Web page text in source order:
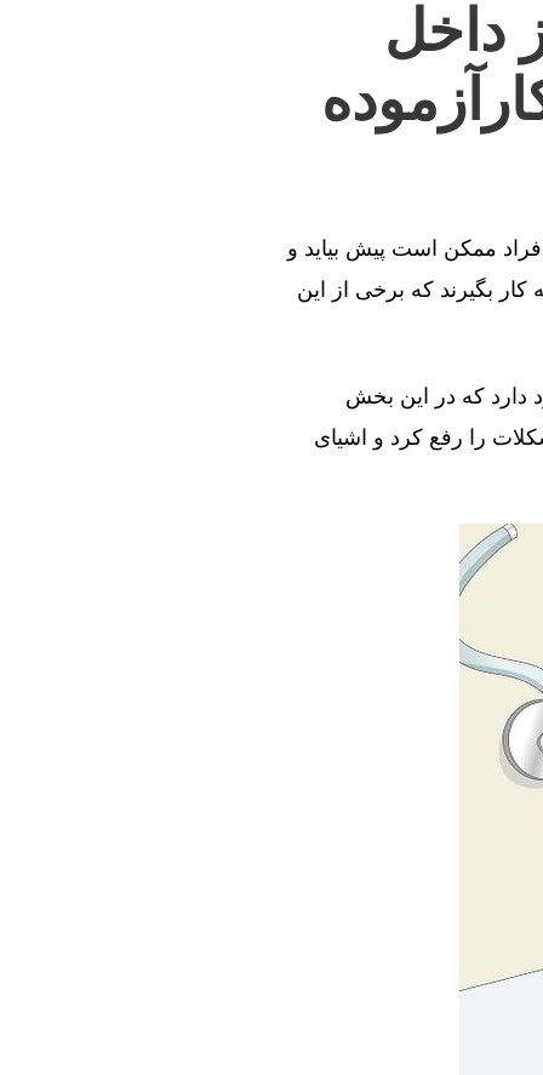
داخل
ممکن است پیش بیاید و
بگیرند که برخی از این
دارد که در این بخش
را رفع کرد و اشیای